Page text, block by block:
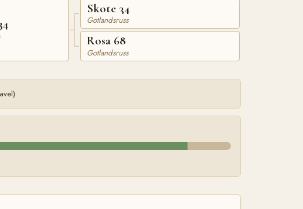
Skote 34
Gotlandsruss
Rosa 68
Gotlandsruss